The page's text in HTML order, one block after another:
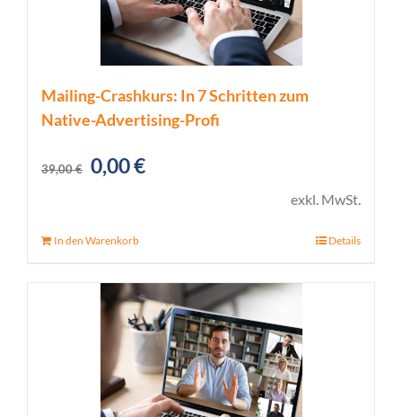
Mailing-Crashkurs: In 7 Schritten zum
Native-Advertising-Profi
39,00€ Ursprünglicher
0,00€Aktueller
exkl. MwSt.
In den Warenkorb Details